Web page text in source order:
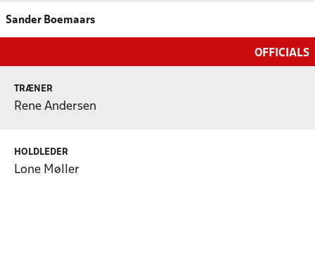
Sander Boemaars
OFFICIALS
TRÆNER
Rene Andersen
HOLDLEDER
Lone Møller